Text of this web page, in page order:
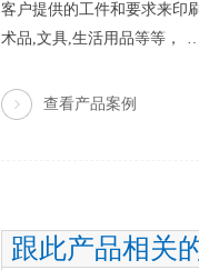
客户提供的工件和要求来印
术品,文具,生活用品等等，
查看产品案例
跟此产品相关